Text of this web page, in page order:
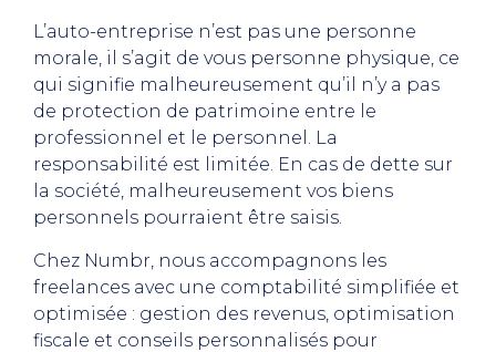
L’auto-entreprise n’est pas une personne
morale, il s’agit de vous personne physique, ce
qui signifie malheureusement qu’il n’y a pas
de protection de patrimoine entre le
professionnel et le personnel. La
responsabilité est limitée. En cas de dette sur
la société, malheureusement vos biens
personnels pourraient être saisis.
Chez Numbr, nous accompagnons les
freelances avec une comptabilité simplifiée et
optimisée : gestion des revenus, optimisation
fiscale et conseils personnalisés pour